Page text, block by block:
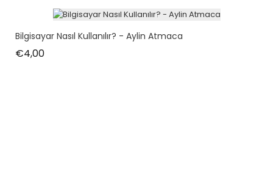
Bilgisayar Nasıl Kullanılır? - Aylin Atmaca
€4,00Fiyat